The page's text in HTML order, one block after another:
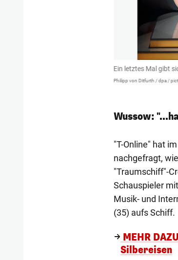
Ein letztes Mal gibt
Philipp von Ditfurth / dpa /
Wussow:
"T-Online" hat
nachgefragt,
"Traumschiff"-
Schauspieler
Musik- und
(35) aufs Schiff.
MEHR
Silbereisen